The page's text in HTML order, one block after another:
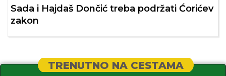
Sada i Hajdaš Dončić treba podržati Ćorićev
zakon
TRENUTNO NA CESTAMA